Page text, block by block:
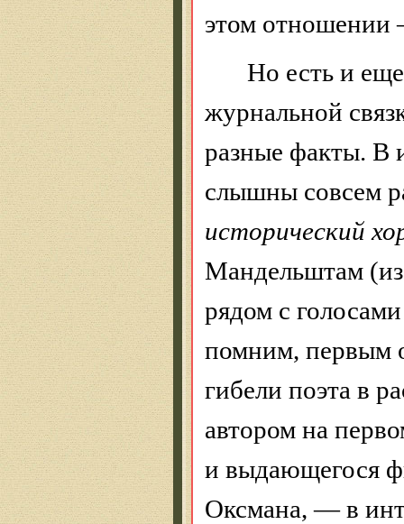
этом
Но есть и
журнальной
разные факты.
слышны совсем
исторический
Мандельштам (из
рядом с
помним, первым
гибели поэта в
автором на
и выдающегося
Оксмана, — в